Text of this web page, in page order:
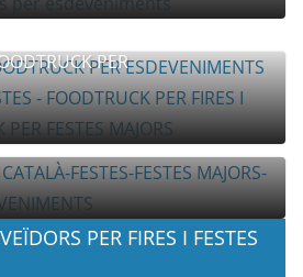
PER
– TEATRE NACIONAL CATALÀ
PER FIRES I FESTES